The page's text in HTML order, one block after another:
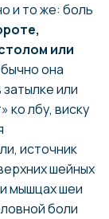
и то же: боль
или
она
или
ко лбу, виску
источник
шейных
мышцах шеи
боли